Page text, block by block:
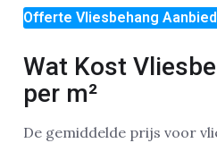
Offerte Vliesbehang
Wat Kost
per m²
De gemiddelde prijs voor